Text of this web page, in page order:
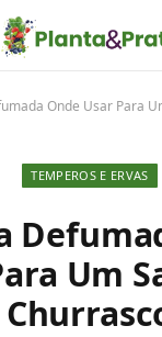
Onde Usar Para
TEMPEROS E ERVAS
Um